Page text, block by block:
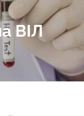
ВІЛ